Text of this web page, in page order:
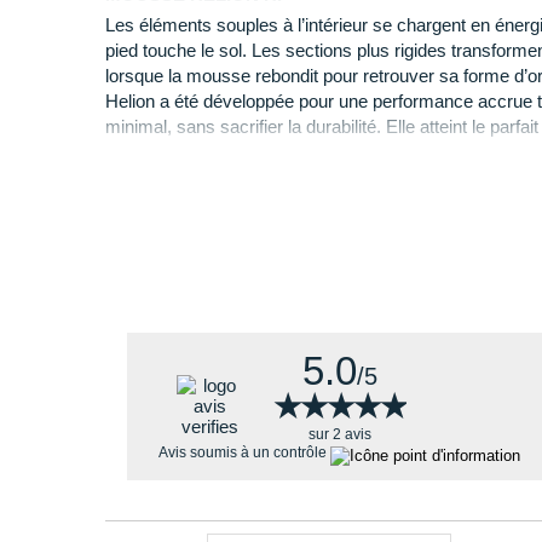
Pourquoi choisir la Cloudboom Max
La chaussure On-Running Cloudboom Max multiplie
jusqu'à la ligne d'arrivée :
Les éléments souples à l’intérieur se chargent en
pied touche le sol. Les sections plus rigides
lorsque la mousse rebondit pour retrouver sa forme
Helion a été développée pour une performance accrue
minimal, sans sacrifier la durabilité. Elle atteint le
5.0/5
★★★★★
★★★★★
sur 2 avis
Avis soumis à un contrôle